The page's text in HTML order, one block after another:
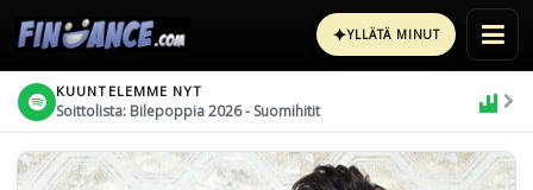
✦YLLÄTÄ MINUT
KUUNTELEMME NYT
Soittolista: Bilepoppia 2026 - Suomihitit